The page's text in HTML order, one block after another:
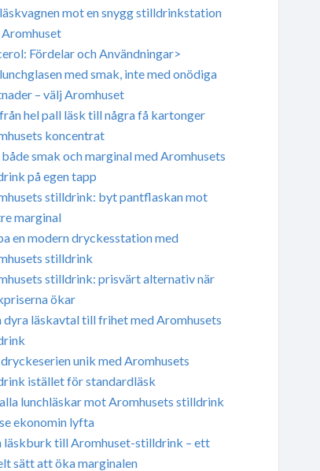
mot en snygg stilldrinkstation
Fördelar och Användningar>
med smak, inte med onödiga
– välj Aromhuset
hel pall läsk till några få kartonger
koncentrat
smak och marginal med Aromhusets
på egen tapp
stilldrink: byt pantflaskan mot
marginal
en modern dryckesstation med
stilldrink
stilldrink: prisvärt alternativ när
ökar
dyra läskavtal till frihet med Aromhusets
unik med Aromhusets
istället för standardläsk
lunchläskar mot Aromhusets stilldrink
ekonomin lyfta
läskburk till Aromhuset-stilldrink – ett
sätt att öka marginalen